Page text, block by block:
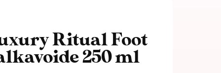
Ritual Foot
250 ml